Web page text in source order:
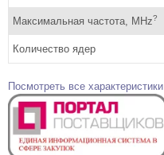
Максимальная частота, MHz?
Количество ядер
Посмотреть все характеристики